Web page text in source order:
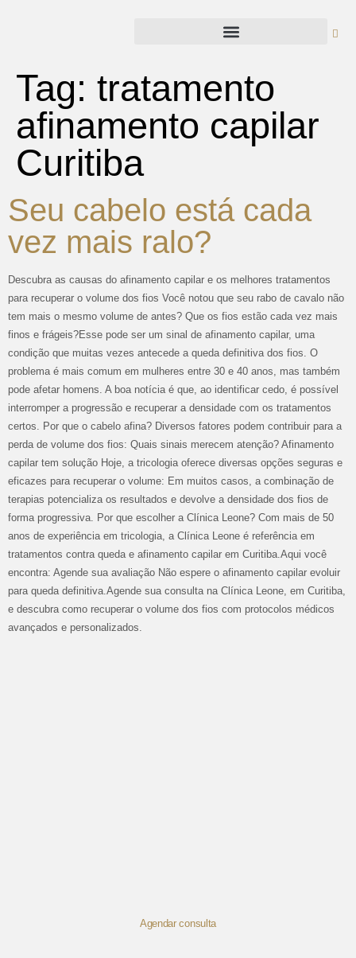
Tag: tratamento
afinamento capilar
Curitiba
Seu cabelo está cada
vez mais ralo?
Descubra as causas do afinamento capilar e os melhores tratamentos
para recuperar o volume dos fios Você notou que seu rabo de cavalo não
tem mais o mesmo volume de antes? Que os fios estão cada vez mais
finos e frágeis?Esse pode ser um sinal de afinamento capilar, uma
condição que muitas vezes antecede a queda definitiva dos fios. O
problema é mais comum em mulheres entre 30 e 40 anos, mas também
pode afetar homens. A boa notícia é que, ao identificar cedo, é possível
interromper a progressão e recuperar a densidade com os tratamentos
certos. Por que o cabelo afina? Diversos fatores podem contribuir para a
perda de volume dos fios: Quais sinais merecem atenção? Afinamento
capilar tem solução Hoje, a tricologia oferece diversas opções seguras e
eficazes para recuperar o volume: Em muitos casos, a combinação de
terapias potencializa os resultados e devolve a densidade dos fios de
forma progressiva. Por que escolher a Clínica Leone? Com mais de 50
anos de experiência em tricologia, a Clínica Leone é referência em
tratamentos contra queda e afinamento capilar em Curitiba.Aqui você
encontra: Agende sua avaliação Não espere o afinamento capilar evoluir
para queda definitiva.Agende sua consulta na Clínica Leone, em Curitiba,
e descubra como recuperar o volume dos fios com protocolos médicos
avançados e personalizados.
Agendar consulta